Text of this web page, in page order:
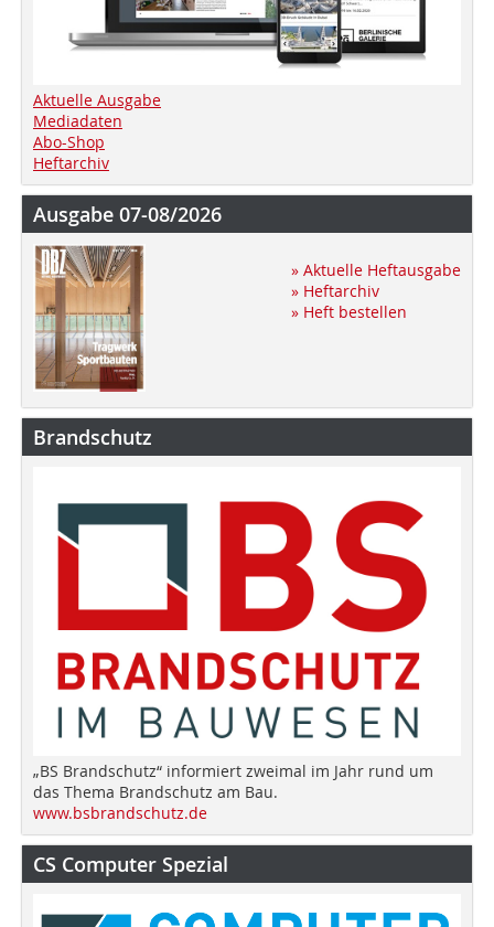
Aktuelle Ausgabe
Mediadaten
Abo-Shop
Heftarchiv
Ausgabe 07-08/2026
» Aktuelle Heftausgabe
» Heftarchiv
» Heft bestellen
Brandschutz
„BS Brandschutz“ informiert zweimal im Jahr rund um
das Thema Brandschutz am Bau.
www.bsbrandschutz.de
CS Computer Spezial